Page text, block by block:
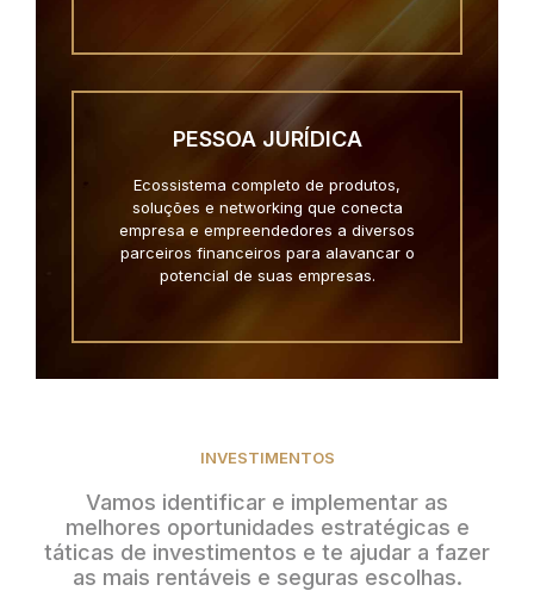
PESSOA JURÍDICA
Ecossistema completo de produtos,
soluções e networking que conecta
empresa e empreendedores a diversos
parceiros financeiros para alavancar o
potencial de suas empresas.
INVESTIMENTOS
Vamos identificar e implementar as
melhores oportunidades estratégicas e
táticas de investimentos e te ajudar a fazer
as mais rentáveis e seguras escolhas.